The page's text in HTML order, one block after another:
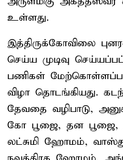
உள்ளது.
இத்திருக்கோவிலை
செய்ய முடிவு
பணிகள்
விழா தொடங்கியது.
தேவதை வழிபாடு,
கோ பூஜை, தன
லட்சுமி ஹோமம், வாஸ்து